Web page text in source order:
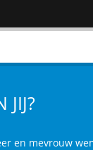
JIJ?
en mevrouw